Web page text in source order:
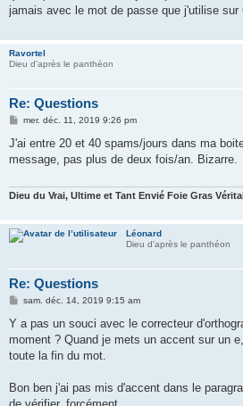
a
jamais avec le mot de passe que j'utilise sur
Ravortel
Dieu d'après le panthéon
Re: Questions
M
s
a
mer. déc. 11, 2019 9:26 pm
J'ai entre 20 et 40 spams/jours dans ma
message, pas plus de deux fois/an. Bizarre.
Dieu du Vrai, Ultime et Tant Envié Foie Gras
Léonard
Dieu d'après le panthéon
Re: Questions
M
s
a
g
sam. déc. 14, 2019 9:15 am
Y a pas un souci avec le correcteur
moment ? Quand je mets un accent sur un
toute la fin du mot.
Bon ben j'ai pas mis d'accent dans le